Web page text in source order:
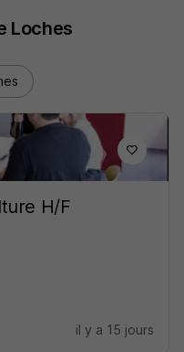
Loches
H/F
il y a 15 jours